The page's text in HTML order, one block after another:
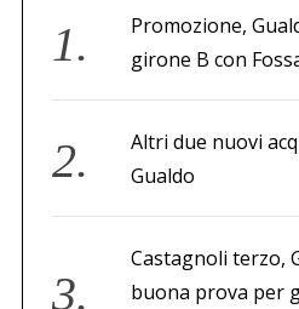
Promozione,
girone B con
Altri due nuovi
Gualdo
Castagnoli terzo,
buona prova per